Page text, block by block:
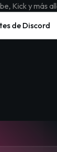
Kick y más
de Discord